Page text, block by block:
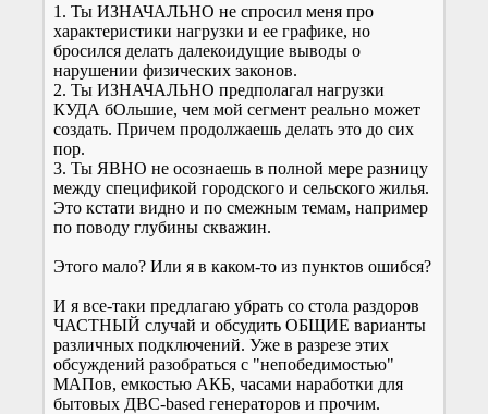
1. Ты ИЗНАЧАЛЬНО не спросил меня про
характеристики нагрузки и ее графике, но
бросился делать далекоидущие выводы о
нарушении физических законов.
2. Ты ИЗНАЧАЛЬНО предполагал нагрузки
КУДА бОльшие, чем мой сегмент реально может
создать. Причем продолжаешь делать это до сих
пор.
3. Ты ЯВНО не осознаешь в полной мере разницу
между спецификой городского и сельского жилья.
Это кстати видно и по смежным темам, например
по поводу глубины скважин.
Этого мало? Или я в каком-то из пунктов ошибся?
И я все-таки предлагаю убрать со стола раздоров
ЧАСТНЫЙ случай и обсудить ОБЩИЕ варианты
различных подключений. Уже в разрезе этих
обсуждений разобраться с "непобедимостью"
МАПов, емкостью АКБ, часами наработки для
бытовых ДВС-based генераторов и прочим.